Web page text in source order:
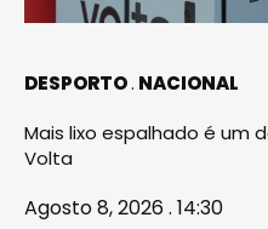
DESPORTO NACIONAL
Mais lixo espalhado é um
Volta
Agosto 8, 2026 . 14:30